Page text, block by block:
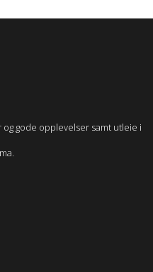
gode opplevelser samt utleie i